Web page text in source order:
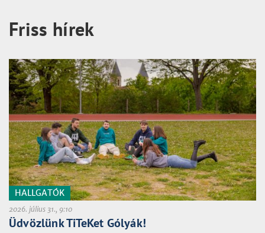
Friss hírek
HALLGATÓK
2026. július 31., 9:10
Üdvözlünk TiTeKet Gólyák!